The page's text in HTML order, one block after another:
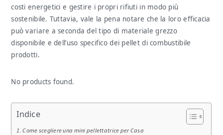
costi energetici e gestire i propri rifiuti in modo più
sostenibile. Tuttavia, vale la pena notare che la loro efficacia
può variare a seconda del tipo di materiale grezzo
disponibile e dell’uso specifico dei pellet di combustibile
prodotti.
No products found.
Indice
Come scegliere una mini pellettatrice per Casa